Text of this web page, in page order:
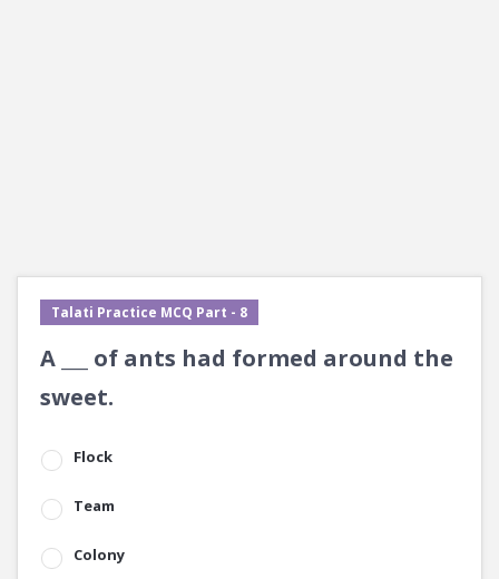
Talati Practice MCQ Part - 8
A ___ of ants had formed around the
sweet.
Flock
Team
Colony